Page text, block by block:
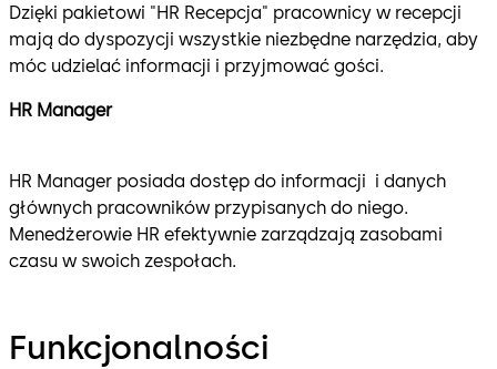
Dzięki pakietowi "HR Recepcja" pracownicy w recepcji
mają do dyspozycji wszystkie niezbędne narzędzia, aby
móc udzielać informacji i przyjmować gości.
HR Manager
HR Manager posiada dostęp do informacji i danych
głównych pracowników przypisanych do niego.
Menedżerowie HR efektywnie zarządzają zasobami
czasu w swoich zespołach.
Funkcjonalności